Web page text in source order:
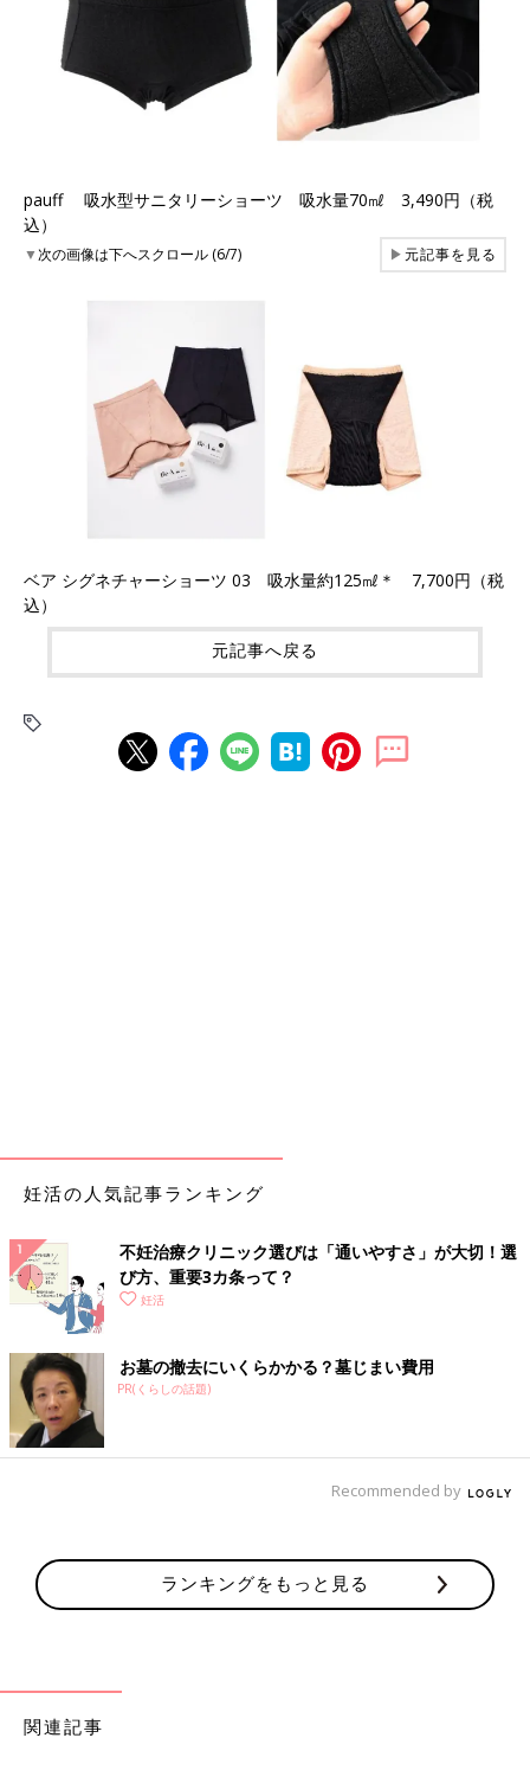
pauff 吸水型サニタリーショーツ 吸水量70㎖ 3,490円（税
込）
▼次の画像は下へスクロール (6/7) ▶元記事を見る
ベア シグネチャーショーツ 03 吸水量約125㎖＊ 7,700円（税
込）
元記事へ戻る
妊活の人気記事ランキング
不妊治療クリニック選びは「通いやすさ」が大切！選
び方、重要3カ条って？
妊活
お墓の撤去にいくらかかる？墓じまい費用
PR(くらしの話題)
Recommended by
ランキングをもっと見る
関連記事